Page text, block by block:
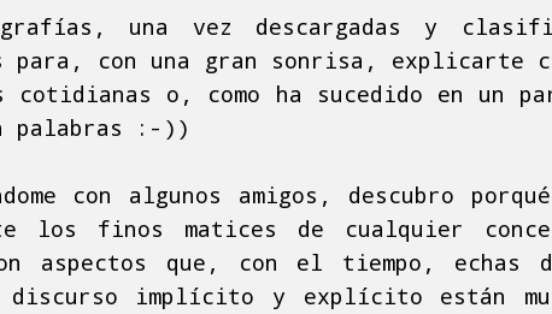
una vez descargadas y
para, con una gran sonrisa, explicarte
cotidianas o, como ha sucedido en un
palabras :-))
con algunos amigos, descubro
los finos matices de cualquier
aspectos que, con el tiempo, echas
discurso implícito y explícito están